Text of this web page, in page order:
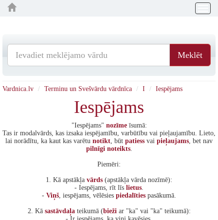
Meklēt
Vardnica.lv Terminu un Svešvārdu vārdnīca I Iespējams
Iespējams
"Iespējams" nozīmeīsumā:
Tas ir modalvārds, kas izsaka iespējamību, varbūtību vai pieļaujamību. Lieto,
lai norādītu, ka kaut kas varētu notikt, būt patiess vai pieļaujams, bet nav
pilnīgi noteikts.
Piemēri:
1. Kā apstākļa vārds (apstākļa vārda nozīmē):
- Iespējams, rīt līs lietus.
- Viņš, iespējams, vēlēsies piedalīties pasākumā.
2. Kā sastāvdaļateikumā (biežiar "ka" vai "ka" teikumā):